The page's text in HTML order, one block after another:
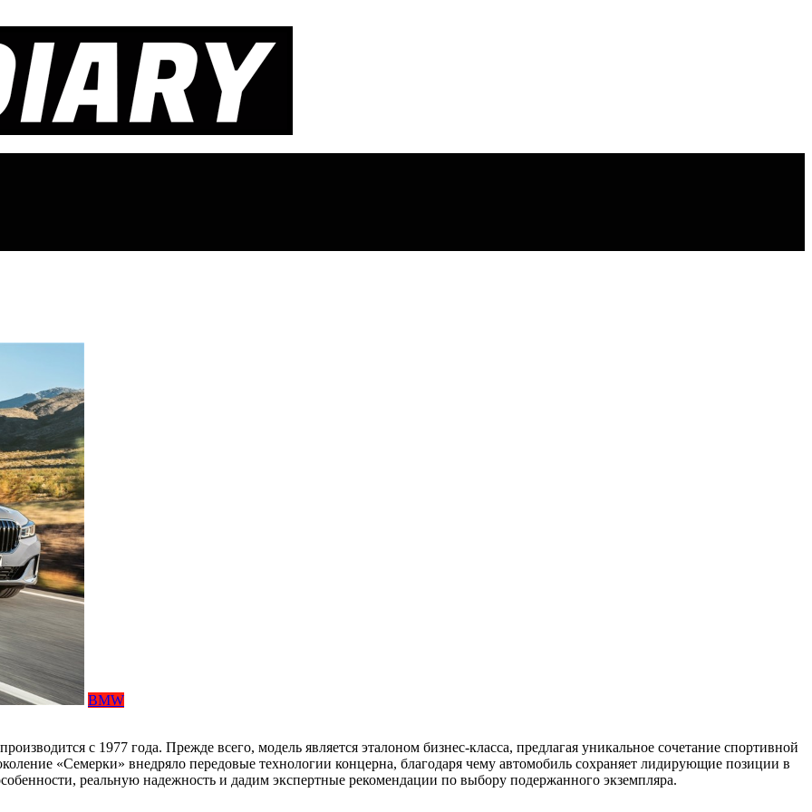
BMW
с 1977 года. Прежде всего, модель является эталоном бизнес-класса, предлагая уникальное сочетание спортивной
«Семерки» внедряло передовые технологии концерна, благодаря чему автомобиль сохраняет лидирующие позиции в
реальную надежность и дадим экспертные рекомендации по выбору подержанного экземпляра.